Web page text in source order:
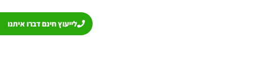
לייעוץ חינם דברו איתנו